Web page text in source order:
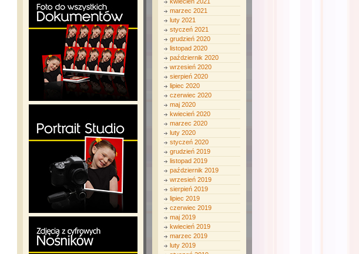
marzec 2021
luty 2021
styczeń 2021
grudzień 2020
listopad 2020
październik 2020
wrzesień 2020
sierpień 2020
lipiec 2020
czerwiec 2020
maj 2020
kwiecień 2020
marzec 2020
luty 2020
styczeń 2020
grudzień 2019
listopad 2019
październik 2019
wrzesień 2019
sierpień 2019
lipiec 2019
czerwiec 2019
maj 2019
kwiecień 2019
marzec 2019
luty 2019